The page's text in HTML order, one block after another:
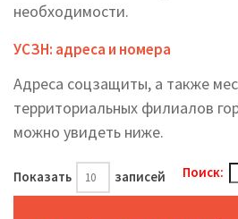
необходимости.
УСЗН: адреса и номера
Адреса соцзащиты, а также
территориальных филиалов
можно увидеть ниже.
Показать записей Поиск: